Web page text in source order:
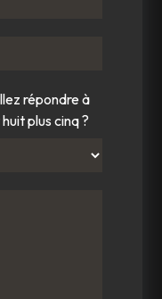
répondre à
plus cinq ?